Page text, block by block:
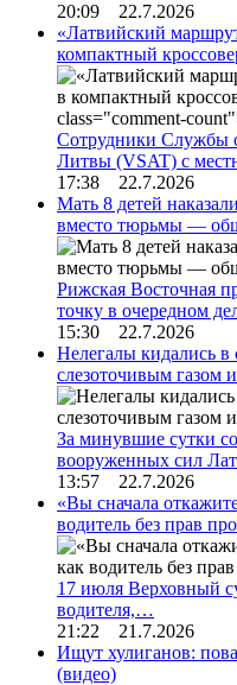
20:09 22.7.2026
«Латвийский
компактный
Сотрудники Службы
Литвы (VSAT) с
17:38 22.7.2026
Мать 8 детей
вместо тюрьмы —
Рижская Восточная
точку в очередном
15:30 22.7.2026
Нелегалы кидались в
слезоточивым газом
За минувшие сутки
вооруженных сил
13:57 22.7.2026
«Вы сначала
водитель без прав
17 июля Верховный
водителя,…
21:22 21.7.2026
Ищут хулиганов:
(видео)